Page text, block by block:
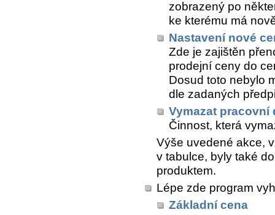
zobrazený po
ke kterému má
Nastavení nové
Zde je zajištěn
prodejní ceny do
Dosud toto nebylo
dle zadaných
Vymazat pracovní
Činnost, která
Výše uvedené akce,
v tabulce, byly také
produktem.
Lépe zde program
Základní cena